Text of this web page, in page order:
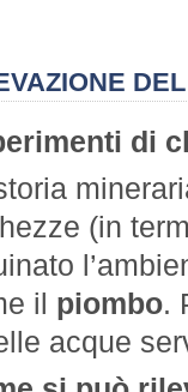
di
(in
il piombo.
acque